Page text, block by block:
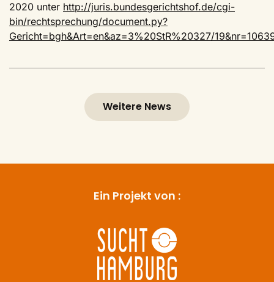
2020 unter http://juris.bundesgerichtshof.de/cgi-
bin/rechtsprechung/document.py?
Gericht=bgh&Art=en&az=3%20StR%20327/
Weitere News
Ein Projekt von :